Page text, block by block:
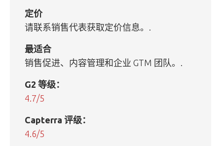
定价
请联系销售代表获取定价信息。.
最适合
销售促进、内容管理和企业 GTM 团队。.
G2 等级：
4.7/5
Capterra 评级：
4.6/5